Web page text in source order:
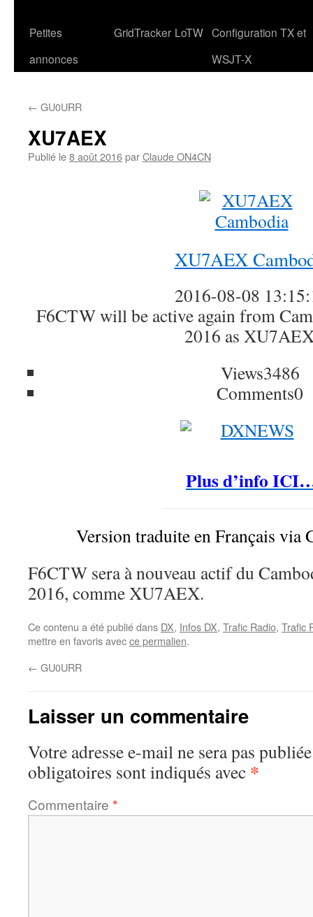
Petites
annonces
GridTracker LoTW Configuration TX et
WSJT-X
← GU0URR
XU7AEX
Publié le8 août 2016parClaude ON4CN
XU7AEX
2016-08-08
F6CTW will be active again from
2016 as
Views3486
Comments0
Plus d’info
Version traduite en Français via
F6CTW sera à nouveau actif du
2016, comme XU7AEX.
Ce contenu a été publié dans DX, Infos DX, Trafic Radio, Trafic
mettre en favoris avecce permalien.
← GU0URR
Laisser un commentaire
Votre adresse e-mail ne sera pas
obligatoires sont indiqués avec *
Commentaire *